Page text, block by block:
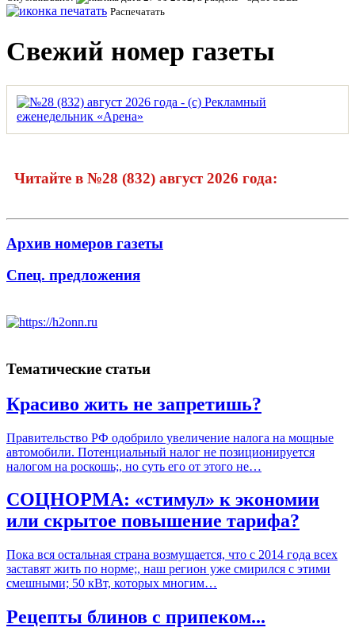
Распечатать
Свежий номер газеты
Читайте в №28 (832) август 2026 года:
Архив номеров газеты
Спец. предложения
Тематические статьи
Красиво жить не запретишь?
Правительство РФ одобрило увеличение налога на мощные
автомобили. Потенциальный налог не позиционируется
налогом на роскошь;, но суть его от этого не…
СОЦНОРМА: «стимул» к экономии
или скрытое повышение тарифа?
Пока вся остальная страна возмущается, что с 2014 года всех
заставят жить по норме;, наш регион уже смирился с этими
смешными; 50 кВт, которых многим…
Рецепты блинов с припеком...